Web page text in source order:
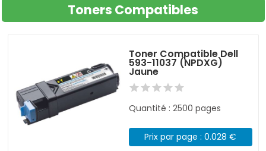
Toners Compatibles
Toner Compatible Dell
593-11037 (NPDXG)
Jaune
Quantité : 2500 pages
Prix par page : 0.028 €